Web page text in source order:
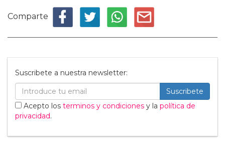
Comparte
Suscribete a nuestra newsletter:
Suscribete
Acepto los terminos y condiciones y la política de
privacidad.